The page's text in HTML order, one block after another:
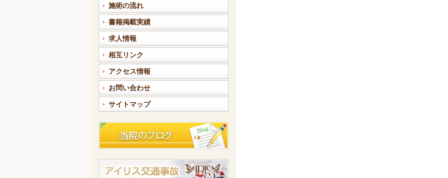
施術の流れ
書籍掲載実績
求人情報
相互リンク
アクセス情報
お問い合わせ
サイトマップ